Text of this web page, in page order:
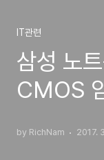
IT관련
삼성 노
CMOS
by RichNam 2017.